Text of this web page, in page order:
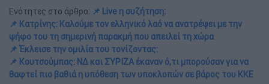
Ενότητες στο άρθρο: 📌 Live η συζήτηση:
📌 Κατρίνης: Καλούμε τον ελληνικό λαό να ανατρέψει με την
ψήφο του τη σημερινή παρακμή που απειλεί τη χώρα
📌 Έκλεισε την ομιλία του τονίζοντας:
📌 Κουτσούμπας: ΝΔ και ΣΥΡΙΖΑ έκαναν ό,τι μπορούσαν για να
θαφτεί πιο βαθιά η υπόθεση των υποκλοπών σε βάρος του ΚΚΕ